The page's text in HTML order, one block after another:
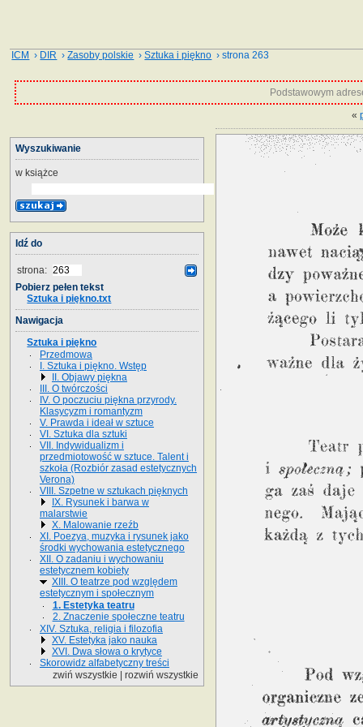
ICM › DIR ›Zasoby polskie ›Sztuka i piękno › strona 263
Podstawowym
«
Wyszukiwanie
w książce
Idź do
strona:
Pobierz pełen tekst
Sztuka i piękno.txt
Nawigacja
Sztuka i piękno
Przedmowa
I. Sztuka i piękno. Wstęp
II. Objawy piękna
III. O twórczości
IV. O poczuciu piękna przyrody.
Klasycyzm i romantyzm
V. Prawda i ideał w sztuce
VI. Sztuka dla sztuki
VII. Indywidualizm i
przedmiotowość w sztuce. Talent i
szkoła (Rozbiór zasad estetycznych
Verona)
VIII. Szpetne w sztukach pięknych
IX. Rysunek i barwa w
malarstwie
X. Malowanie rzeźb
XI. Poezya, muzyka i rysunek jako
środki wychowania estetycznego
XII. O zadaniu i wychowaniu
estetycznem kobiety
XIII. O teatrze pod względem
estetycznym i społecznym
1. Estetyka teatru
2. Znaczenie społeczne teatru
XIV. Sztuka, religia i filozofia
XV. Estetyka jako nauka
XVI. Dwa słowa o krytyce
Skorowidz alfabetyczny treści
zwiń wszystkie
rozwiń wszystkie